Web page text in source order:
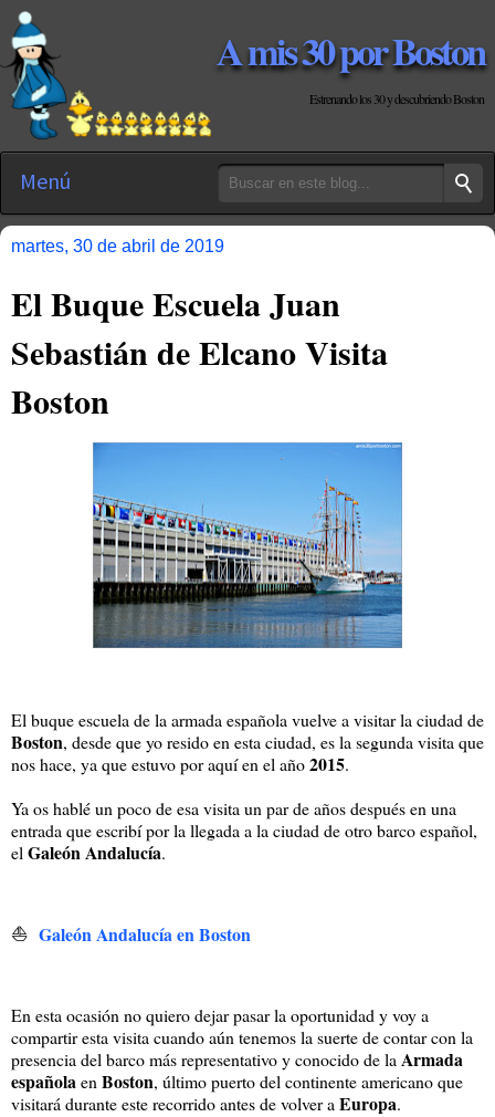
A mis 30 por Boston
Estrenando los 30 y descubriendo Boston
Menú
martes, 30 de abril de 2019
El Buque Escuela Juan
Sebastián de Elcano Visita
Boston
El buque escuela de la armada española vuelve a visitar la ciudad de
Boston, desde que yo resido en esta ciudad, es la segunda visita que
nos hace, ya que estuvo por aquí en el año2015.
Ya os hablé un poco de esa visita un par de años después en una
entrada que escribí por la llegada a la ciudad de otro barco español,
elGaleón Andalucía.
⛵ Galeón Andalucía en Boston
En esta ocasión no quiero dejar pasar la oportunidad y voy a
compartir esta visita cuando aún tenemos la suerte de contar con la
presencia del barco más representativo y conocido de la Armada
españolaen Boston, último puerto del continente americano que
visitará durante este recorrido antes de volver a Europa.